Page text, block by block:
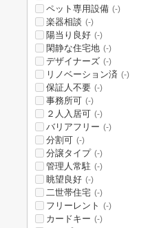
ペット専用設備 (-)
楽器相談 (-)
陽当り良好 (-)
閑静な住宅地 (-)
デザイナーズ (-)
リノベーション済 (-)
保証人不要 (-)
事務所可 (-)
２人入居可 (-)
バリアフリー (-)
分割可 (-)
分譲タイプ (-)
管理人常駐 (-)
眺望良好 (-)
二世帯住宅 (-)
フリーレント (-)
カードキー (-)